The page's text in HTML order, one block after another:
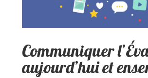
Communiquer
aujourd’hui et